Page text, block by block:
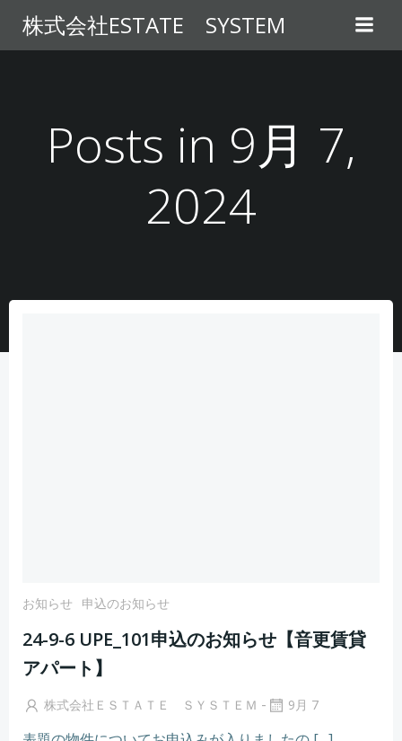
ン
テ
ス
キ
株式会社ESTATE SYSTEM
Posts in 9月 7,
2024
お知らせ 申込のお知らせ
24-9-6 UPE_101申込のお知らせ【音更賃貸
アパート】
株式会社ＥＳＴＡＴＥ ＳＹＳＴＥＭ - 9月 7